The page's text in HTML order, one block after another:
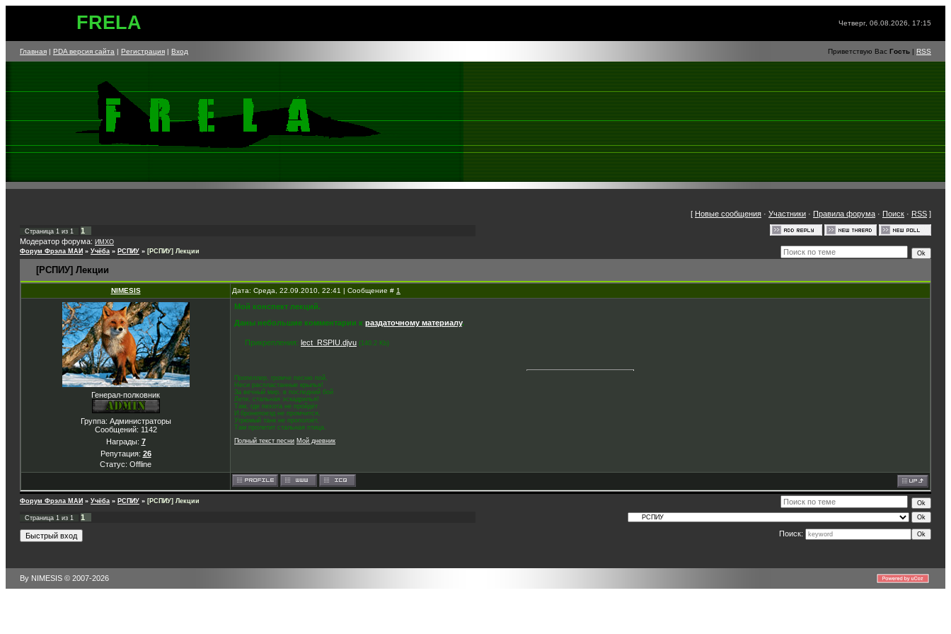
FRELA Четверг, 06.08.2026, 17:15
Главная | PDA версия сайта | Регистрация | Вход Приветствую Вас Гость | RSS
[ Новые сообщения · Участники · Правила форума · Поиск · RSS ]
Страница 1 из 1
1
Модератор форума: ИМХО
Форум Фрэла МАИ » Учёба » РСПИУ » [РСПИУ] Лекции
[РСПИУ] Лекции
NIMESIS Дата: Среда, 22.09.2010, 22:41 | Сообщение # 1
Генерал-полковник
Группа: Администраторы
Сообщений: 1142
Награды: 7
Репутация: 26
Статус: Offline
Мой конспект лекций.
Даны небольшие комментарии к раздаточному материалу.
Прикрепления: lect_RSPIU.djvu (140.2 Kb)
Пропеллер, громче песню пой,
Неси распластанные крылья!
За вечный мир, в последний бой
Лети, стальная эскадрилья!
Там, где пехота не пройдёт
И бронепоезд не промчится,
Угрюмый танк не проползёт,
Там пролетит стальная птица.
Полный текст песни Мой дневник
Форум Фрэла МАИ » Учёба » РСПИУ » [РСПИУ] Лекции
Страница 1 из 1
1
Поиск:
By NIMESIS © 2007-2026